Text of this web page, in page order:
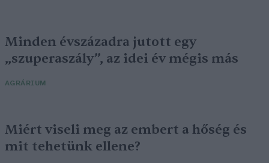
Minden évszázadra jutott egy
„szuperaszály”, az idei év mégis más
AGRÁRIUM
Miért viseli meg az embert a hőség és
mit tehetünk ellene?